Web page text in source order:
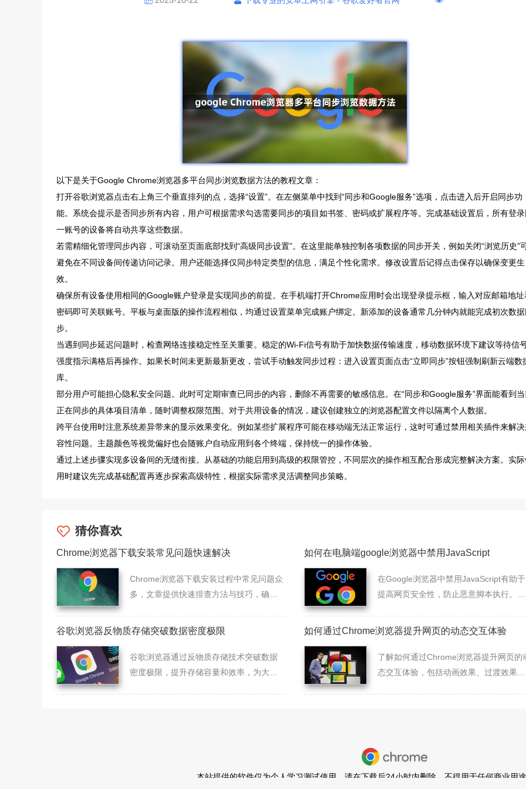
以下是关于Google Chrome浏览器多平台同步浏览数据方法的教程文章：
打开谷歌浏览器点击右上角三个垂直排列的点，选择“设置”。在左侧菜单中找到“同步和Google服务”选项，点击进入后开启同步功
能。系统会提示是否同步所有内容，用户可根据需求勾选需要同步的项目如书签、密码或扩展程序等。完成基础设置后，所有登录
一账号的设备将自动共享这些数据。
若需精细化管理同步内容，可滚动至页面底部找到“高级同步设置”。在这里能单独控制各项数据的同步开关，例如关闭“浏览历史”
避免在不同设备间传递访问记录。用户还能选择仅同步特定类型的信息，满足个性化需求。修改设置后记得点击保存以确保变更生
效。
确保所有设备使用相同的Google账户登录是实现同步的前提。在手机端打开Chrome应用时会出现登录提示框，输入对应邮箱地址
密码即可关联账号。平板与桌面版的操作流程相似，均通过设置菜单完成账户绑定。新添加的设备通常几分钟内就能完成初次数据
步。
当遇到同步延迟问题时，检查网络连接稳定性至关重要。稳定的Wi-Fi信号有助于加快数据传输速度，移动数据环境下建议等待信
强度指示满格后再操作。如果长时间未更新最新更改，尝试手动触发同步过程：进入设置页面点击“立即同步”按钮强制刷新云端数
库。
部分用户可能担心隐私安全问题。此时可定期审查已同步的内容，删除不再需要的敏感信息。在“同步和Google服务”界面能看到
正在同步的具体项目清单，随时调整权限范围。对于共用设备的情况，建议创建独立的浏览器配置文件以隔离个人数据。
跨平台使用时注意系统差异带来的显示效果变化。例如某些扩展程序可能在移动端无法正常运行，这时可通过禁用相关插件来解
容性问题。主题颜色等视觉偏好也会随账户自动应用到各个终端，保持统一的操作体验。
通过上述步骤实现多设备间的无缝衔接。从基础的功能启用到高级的权限管控，不同层次的操作相互配合形成完整解决方案。实际
用时建议先完成基础配置再逐步探索高级特性，根据实际需求灵活调整同步策略。
猜你喜欢
Chrome浏览器下载安装常见问题快速解决
Chrome浏览器下载安装过程中常见问题众
多，文章提供快速排查方法与技巧，确保
如何在电脑端google浏览器中禁用JavaScript
在Google浏览器中禁用JavaScript有助于
提高网页安全性，防止恶意脚本执行。用
增强浏览安全。
谷歌浏览器反物质存储突破数据密度极限
谷歌浏览器通过反物质存储技术突破数据
密度极限，提升存储容量和效率，为大数
如何通过Chrome浏览器提升网页的动态交互体验
了解如何通过Chrome浏览器提升网页的
态交互体验，包括动画效果、过渡效果等
本站提供的软件仅为个人学习测试使用，请在下载后24小时内删除，不得用于任何商业用途